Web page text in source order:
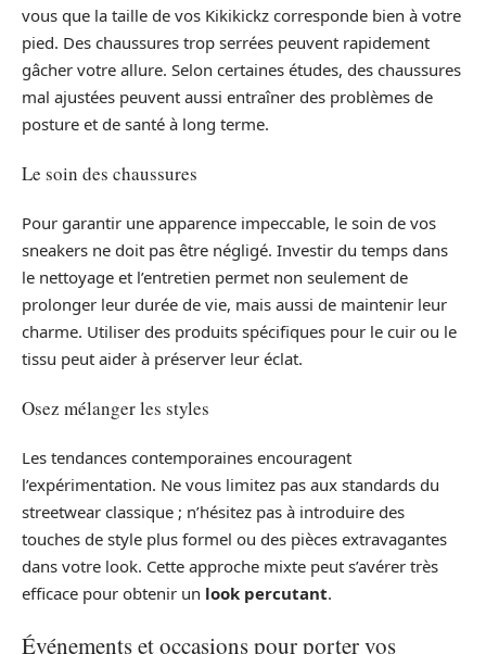
vous que la taille de vos Kikikickz corresponde bien à votre
pied. Des chaussures trop serrées peuvent rapidement
gâcher votre allure. Selon certaines études, des chaussures
mal ajustées peuvent aussi entraîner des problèmes de
posture et de santé à long terme.
Le soin des chaussures
Pour garantir une apparence impeccable, le soin de vos
sneakers ne doit pas être négligé. Investir du temps dans
le nettoyage et l’entretien permet non seulement de
prolonger leur durée de vie, mais aussi de maintenir leur
charme. Utiliser des produits spécifiques pour le cuir ou le
tissu peut aider à préserver leur éclat.
Osez mélanger les styles
Les tendances contemporaines encouragent
l’expérimentation. Ne vous limitez pas aux standards du
streetwear classique ; n’hésitez pas à introduire des
touches de style plus formel ou des pièces extravagantes
dans votre look. Cette approche mixte peut s’avérer très
efficace pour obtenir un look percutant.
Événements et occasions pour porter vos